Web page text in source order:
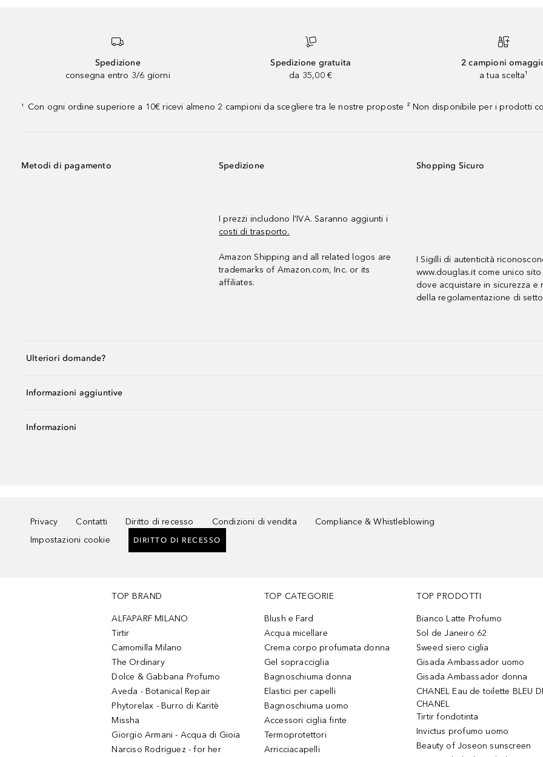
Spedizione
consegna entro 3/6 giorni
Spedizione gratuita
da 35,00 €
2 campioni
a tua scelta¹
¹ Con ogni ordine superiore a 10€ ricevi almeno 2 campioni da scegliere tra le nostre proposte ² Non disponibile per i prodotti
Metodi di pagamento Spedizione
I prezzi includono l’IVA. Saranno aggiunti i
costi di trasporto.
Amazon Shipping and all related logos are
trademarks of Amazon.com, Inc. or its
affiliates.
Shopping Sicuro
I Sigilli di autenticità
www.douglas.it come unico
dove acquistare in sicurezza e
della regolamentazione di
Ulteriori domande?
Informazioni aggiuntive
Informazioni
Privacy Contatti Diritto di recesso Condizioni di vendita
Compliance & Whistleblowing
Impostazioni cookie
DIRITTO DI RECESSO
TOP BRAND
ALFAPARF MILANO
Tirtir
Camomilla Milano
The Ordinary
Dolce & Gabbana Profumo
Aveda - Botanical Repair
Phytorelax - Burro di Karitè
Missha
Giorgio Armani - Acqua di Gioia
Narciso Rodriguez - for her
TOP CATEGORIE
Blush e Fard
Acqua micellare
Crema corpo profumata donna
Gel sopracciglia
Bagnoschiuma donna
Elastici per capelli
Bagnoschiuma uomo
Accessori ciglia finte
Termoprotettori
Arricciacapelli
TOP PRODOTTI
Bianco Latte Profumo
Sol de Janeiro 62
Sweed siero ciglia
Gisada Ambassador uomo
Gisada Ambassador donna
CHANEL Eau de toilette BLEU
CHANEL
Tirtir fondotinta
Invictus profumo uomo
Beauty of Joseon sunscreen